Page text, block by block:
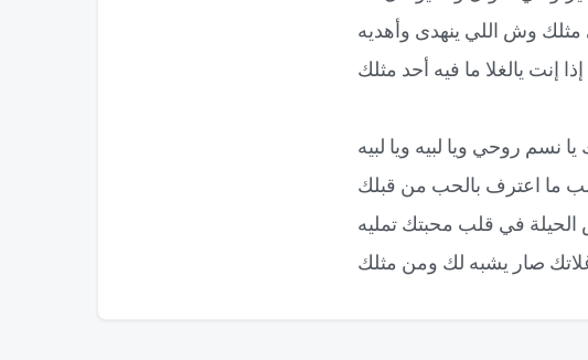
مثلك وش اللي ينهدى وأهديه
إذا إنت يالغلا ما فيه أحد مثلك
يا نسم روحي ويا لبيه ويا لبيه
ما اعترف بالحب من قبلك
في قلب محبتك تمليه
صار يشبه لك ومن مثلك